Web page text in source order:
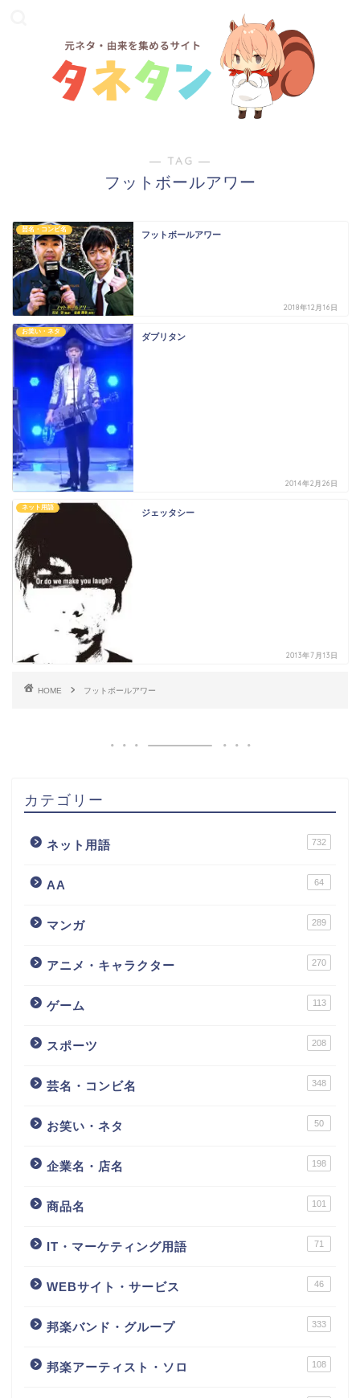
― TAG ―
フットボールアワー
芸名・コンビ名
フットボールアワー
2018年12月16日
お笑い・ネタ
ダブリタン
2014年2月26日
ネット用語
ジェッタシー
2013年7月13日
HOME フットボールアワー
カテゴリー
ネット用語 732
AA 64
マンガ 289
アニメ・キャラクター 270
ゲーム 113
スポーツ 208
芸名・コンビ名 348
お笑い・ネタ 50
企業名・店名 198
商品名 101
IT・マーケティング用語 71
WEBサイト・サービス 46
邦楽バンド・グループ 333
邦楽アーティスト・ソロ 108